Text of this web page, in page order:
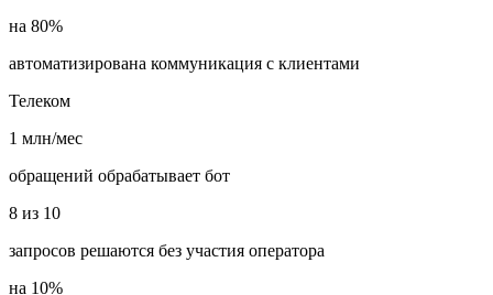
на 80%
автоматизирована коммуникация с клиентами
Телеком
1 млн/мес
обращений обрабатывает бот
8 из 10
запросов решаются без участия оператора
на 10%